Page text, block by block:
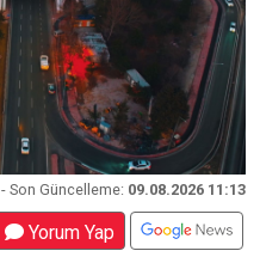
- Son Güncelleme: 09.08.2026 11:13
Yorum Yap